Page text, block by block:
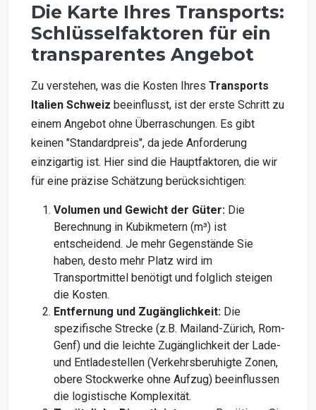
Die Karte Ihres Transports:
Schlüsselfaktoren für ein
transparentes Angebot
Zu verstehen, was die Kosten Ihres Transports
Italien Schweiz beeinflusst, ist der erste Schritt zu
einem Angebot ohne Überraschungen. Es gibt
keinen "Standardpreis", da jede Anforderung
einzigartig ist. Hier sind die Hauptfaktoren, die wir
für eine präzise Schätzung berücksichtigen:
Volumen und Gewicht der Güter: Die
Berechnung in Kubikmetern (m³) ist
entscheidend. Je mehr Gegenstände Sie
haben, desto mehr Platz wird im
Transportmittel benötigt und folglich steigen
die Kosten.
Entfernung und Zugänglichkeit: Die
spezifische Strecke (z.B. Mailand-Zürich, Rom-
Genf) und die leichte Zugänglichkeit der Lade-
und Entladestellen (Verkehrsberuhigte Zonen,
obere Stockwerke ohne Aufzug) beeinflussen
die logistische Komplexität.